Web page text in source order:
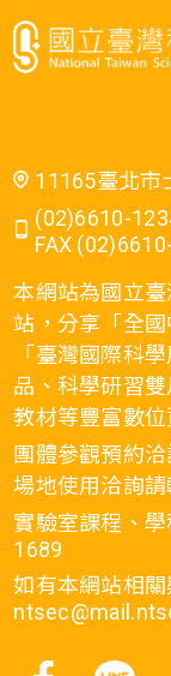
11165臺北市
(02)6610-
FAX
本網站為國立
站，分享「全
「臺灣國際科
品、科學研習
教材等豐富數位
團體參觀預約
場地使用洽詢
實驗室課程、
1689
如有本網站相關